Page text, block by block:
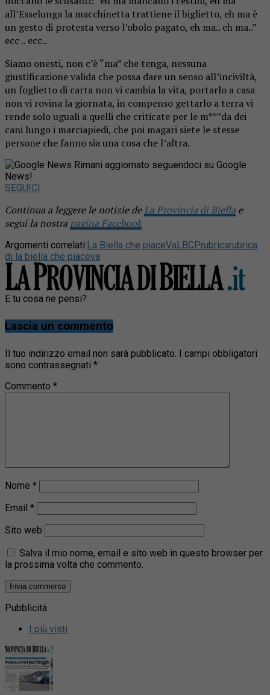
all’Esselunga la macchinetta trattiene il biglietto, eh ma è
un gesto di protesta verso l’obolo pagato, eh ma.. eh ma..”
ecc .. ecc..
Siamo onesti, non c’è “ma” che tenga, nessuna
giustificazione valida che possa dare un senso all’inciviltà,
un foglietto di carta non vi cambia la vita, portarlo a casa
non vi rovina la giornata, in compenso gettarlo a terra vi
rende solo uguali a quelli che criticate per le m***da dei
cani lungo i marciapiedi, che poi magari siete le stesse
persone che fanno sia una cosa che l’altra.
Rimani aggiornato seguendoci su Google
News!
SEGUICI
Continua a leggere le notizie deLa Provincia di Biella e
segui la nostra pagina Facebook
Argomenti correlati:La Biella che piaceVaLBCPrubricarubrica
di la biella che piaceva
E tu cosa ne pensi?
Lascia un commento
Il tuo indirizzo email non sarà pubblicato. I campi obbligatori
sono contrassegnati *
Commento *
Nome *
Email *
Sito web
Salva il mio nome, email e sito web in questo browser per
la prossima volta che commento.
Pubblicità
I più visti